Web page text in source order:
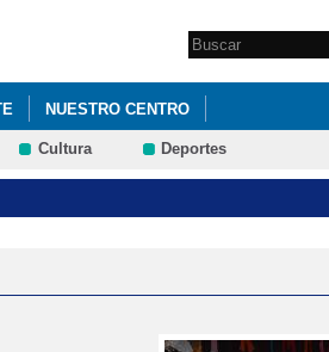
búsqueda
Search this site
NUESTRO CENTRO
ACTIVIDADES
Cultura Deportes